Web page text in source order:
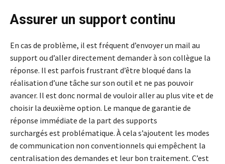
Assurer un support continu
En cas de problème, il est fréquent d’envoyer un mail au
support ou d’aller directement demander à son collègue la
réponse. Il est parfois frustrant d’être bloqué dans la
réalisation d’une tâche sur son outil et ne pas pouvoir
avancer. Il est donc normal de vouloir aller au plus vite et de
choisir la deuxième option. Le manque de garantie de
réponse immédiate de la part des supports
surchargés est problématique. À cela s’ajoutent les modes
de communication non conventionnels qui empêchent la
centralisation des demandes et leur bon traitement. C’est